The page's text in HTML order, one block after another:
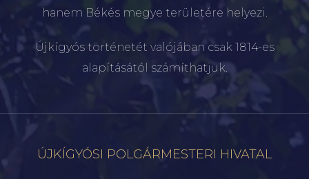
hanem Békés megye területére helyezi.
Újkígyós történetét valójában csak 1814-es
alapításától számíthatjuk.
ÚJKÍGYÓSI POLGÁRMESTERI HIVATAL